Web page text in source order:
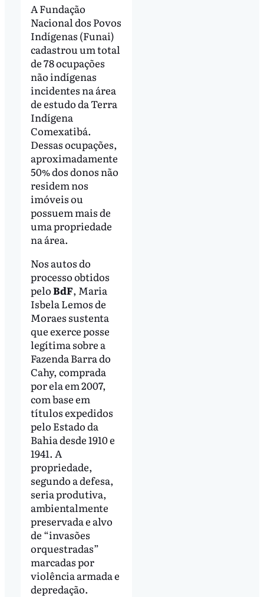
A Fundação
Nacional dos Povos
Indígenas (Funai)
cadastrou um total
de 78 ocupações
não indígenas
incidentes na área
de estudo da Terra
Indígena
Comexatibá.
Dessas ocupações,
aproximadamente
50% dos donos não
residem nos
imóveis ou
possuem mais de
uma propriedade
na área.
Nos autos do
processo obtidos
peloBdF, Maria
Isbela Lemos de
Moraes sustenta
que exerce posse
legítima sobre a
Fazenda Barra do
Cahy, comprada
por ela em 2007,
com base em
títulos expedidos
pelo Estado da
Bahia desde 1910 e
1941. A
propriedade,
segundo a defesa,
seria produtiva,
ambientalmente
preservada e alvo
de “invasões
orquestradas”
marcadas por
violência armada e
depredação.